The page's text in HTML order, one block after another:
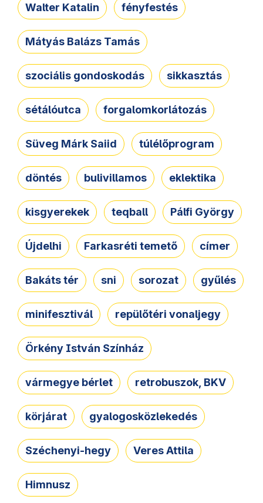
Walter Katalin fényfestés
Mátyás Balázs Tamás
szociális gondoskodás sikkasztás
sétálóutca forgalomkorlátozás
Süveg Márk Saiid túlélőprogram
döntés bulivillamos eklektika
kisgyerekek teqball Pálfi György
Újdelhi Farkasréti temető címer
Bakáts tér sni sorozat gyűlés
minifesztivál repülőtéri vonaljegy
Örkény István Színház
vármegye bérlet retrobuszok, BKV
körjárat gyalogosközlekedés
Széchenyi-hegy Veres Attila
Himnusz